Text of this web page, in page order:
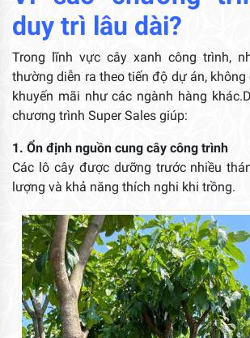
duy trì lâu dài?
Trong lĩnh vực cây xanh công trình,
thường diễn ra theo tiến độ dự án,
khuyến mãi như các ngành hàng
chương trình Super Sales giúp:
1. Ổn định nguồn cung cây công trình
Các lô cây được dưỡng trước nhiều
lượng và khả năng thích nghi khi trồng.